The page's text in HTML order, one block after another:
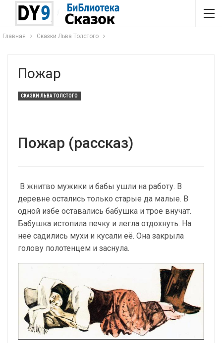
Главная Сказки Льва Толстого
Пожар
СКАЗКИ ЛЬВА ТОЛСТОГО
Пожар (рассказ)
В жнитво мужики и бабы ушли на работу. В
деревне остались только старые да малые. В
одной избе оставались бабушка и трое внучат.
Бабушка истопила печку и легла отдохнуть. На
неё садились мухи и кусали её. Она закрыла
голову полотенцем и заснула.